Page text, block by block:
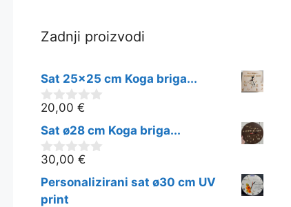
Zadnji proizvodi
Sat 25x25 cm Koga briga...
0
o
d
5
20,00 €
Sat ø28 cm Koga briga...
0
o
d
5
30,00 €
Personalizirani sat ø30 cm UV
print